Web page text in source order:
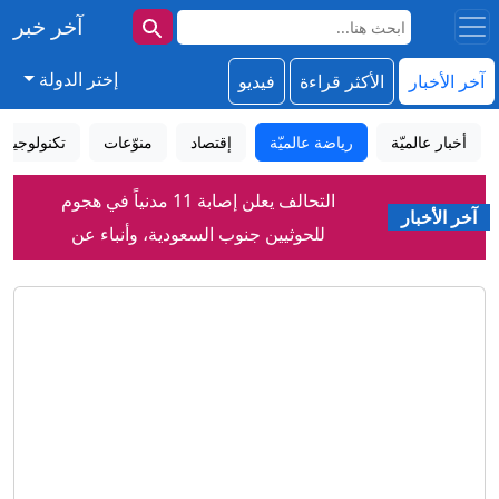
آخر خبر
آخر الأخبار الأكثر قراءة فيديو إختر الدولة
أخبار عالميّة رياضة عالميّة إقتصاد منوّعات تكنولوجيا
آخر الأخبار
التحالف يعلن إصابة 11 مدنياً في هجوم
للحوثيين جنوب السعودية، وأنباء عن
هجمات وشيكة ضد الرياض
مسؤول سعودي لـCNN: المملكة تتأهب